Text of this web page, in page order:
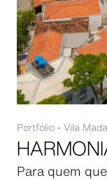
Portfólio • Vila
Para quem